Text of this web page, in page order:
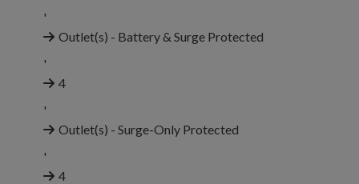
'
Outlet(s) - Battery & Surge Protected
'
4
'
Outlet(s) - Surge-Only Protected
'
4